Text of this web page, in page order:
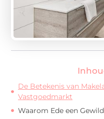
De Betekenis van
Vastgoedmarkt
Waarom Ede een